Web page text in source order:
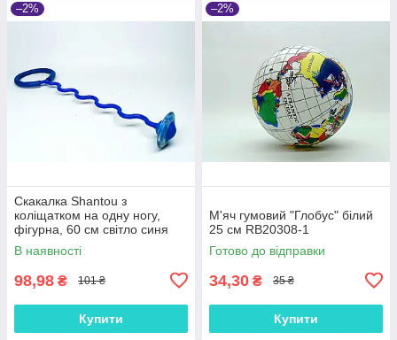
–2%
Скакалка Shantou з
коліщатком на одну ногу,
фігурна, 60 см світло синя
SR19003-2
В наявності
98,98 ₴ 101 ₴
Купити
–2%
М'яч гумовий "Глобус" білий
25 см RB20308-1
Готово до відправки
34,30 ₴ 35 ₴
Купити